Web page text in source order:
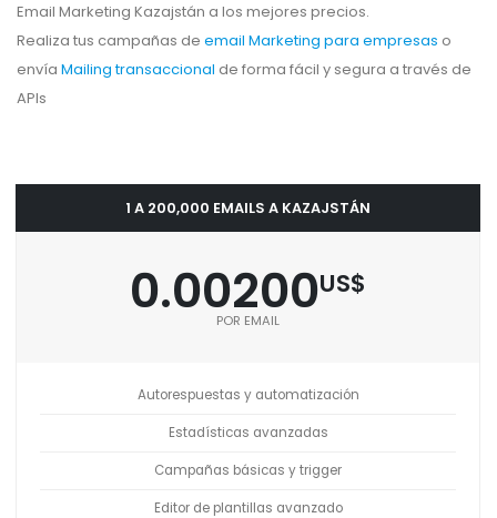
Email Marketing Kazajstán a los mejores precios.
Realiza tus campañas de email Marketing para empresas o
envía Mailing transaccional de forma fácil y segura a través de
APIs
1 A 200,000 EMAILS A KAZAJSTÁN
0.00200US$
POR EMAIL
Autorespuestas y automatización
Estadísticas avanzadas
Campañas básicas y trigger
Editor de plantillas avanzado